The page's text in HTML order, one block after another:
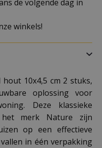
de volgende dag in
winkels!
10x4,5 cm 2 stuks,
oplossing voor
Deze klassieke
het merk Nature zijn
op een effectieve
in één verpakking